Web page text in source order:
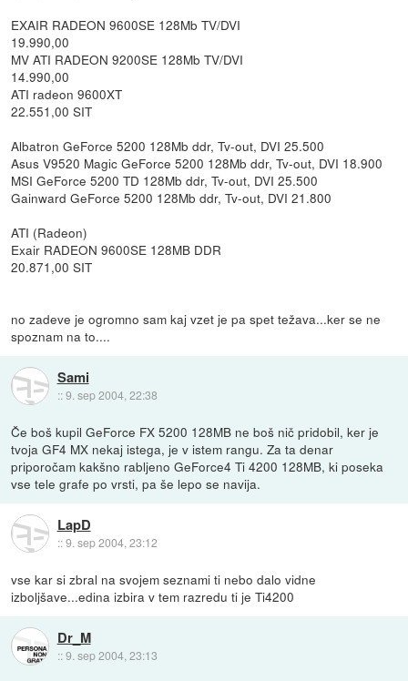
EXAIR RADEON 9600SE 128Mb TV/DVI
19.990,00
MV ATI RADEON 9200SE 128Mb TV/DVI
14.990,00
ATI radeon 9600XT
22.551,00 SIT
Albatron GeForce 5200 128Mb ddr, Tv-out, DVI 25.500
Asus V9520 Magic GeForce 5200 128Mb ddr, Tv-out, DVI 18.900
MSI GeForce 5200 TD 128Mb ddr, Tv-out, DVI 25.500
Gainward GeForce 5200 128Mb ddr, Tv-out, DVI 21.800
ATI (Radeon)
Exair RADEON 9600SE 128MB DDR
20.871,00 SIT
no zadeve je ogromno sam kaj vzet je pa spet težava...ker se ne
spoznam na to....
Sami
::9. sep 2004, 22:38
Če boš kupil GeForce FX 5200 128MB ne boš nič pridobil, ker je
tvoja GF4 MX nekaj istega, je v istem rangu. Za ta denar
priporočam kakšno rabljeno GeForce4 Ti 4200 128MB, ki poseka
vse tele grafe po vrsti, pa še lepo se navija.
LapD
::9. sep 2004, 23:12
vse kar si zbral na svojem seznami ti nebo dalo vidne
izboljšave...edina izbira v tem razredu ti je Ti4200
Dr_M
::9. sep 2004, 23:13